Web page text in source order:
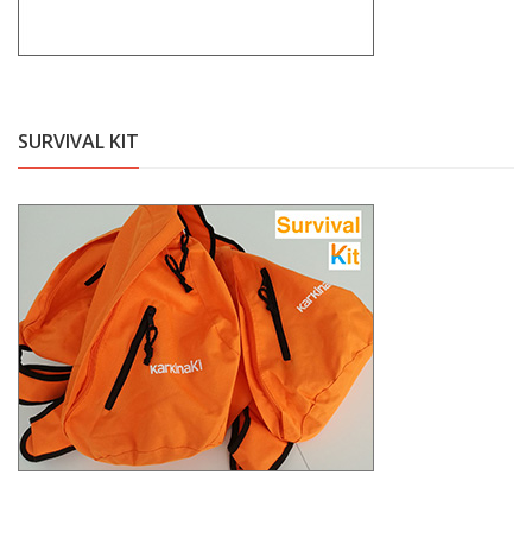
SURVIVAL KIT